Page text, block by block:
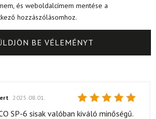
és weboldalcímem mentése a
hozzászólásomhoz.
Értékelés:
2025.08.01.
SP-6 sisak valóban kiváló minőségű.